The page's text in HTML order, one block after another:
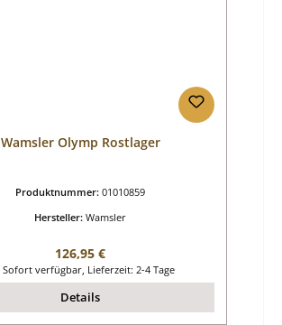
Wamsler Olymp Rostlager
Produktnummer: 01010859
Hersteller: Wamsler
Regulärer Preis:
126,95 €
Sofort verfügbar, Lieferzeit: 2-4 Tage
Details